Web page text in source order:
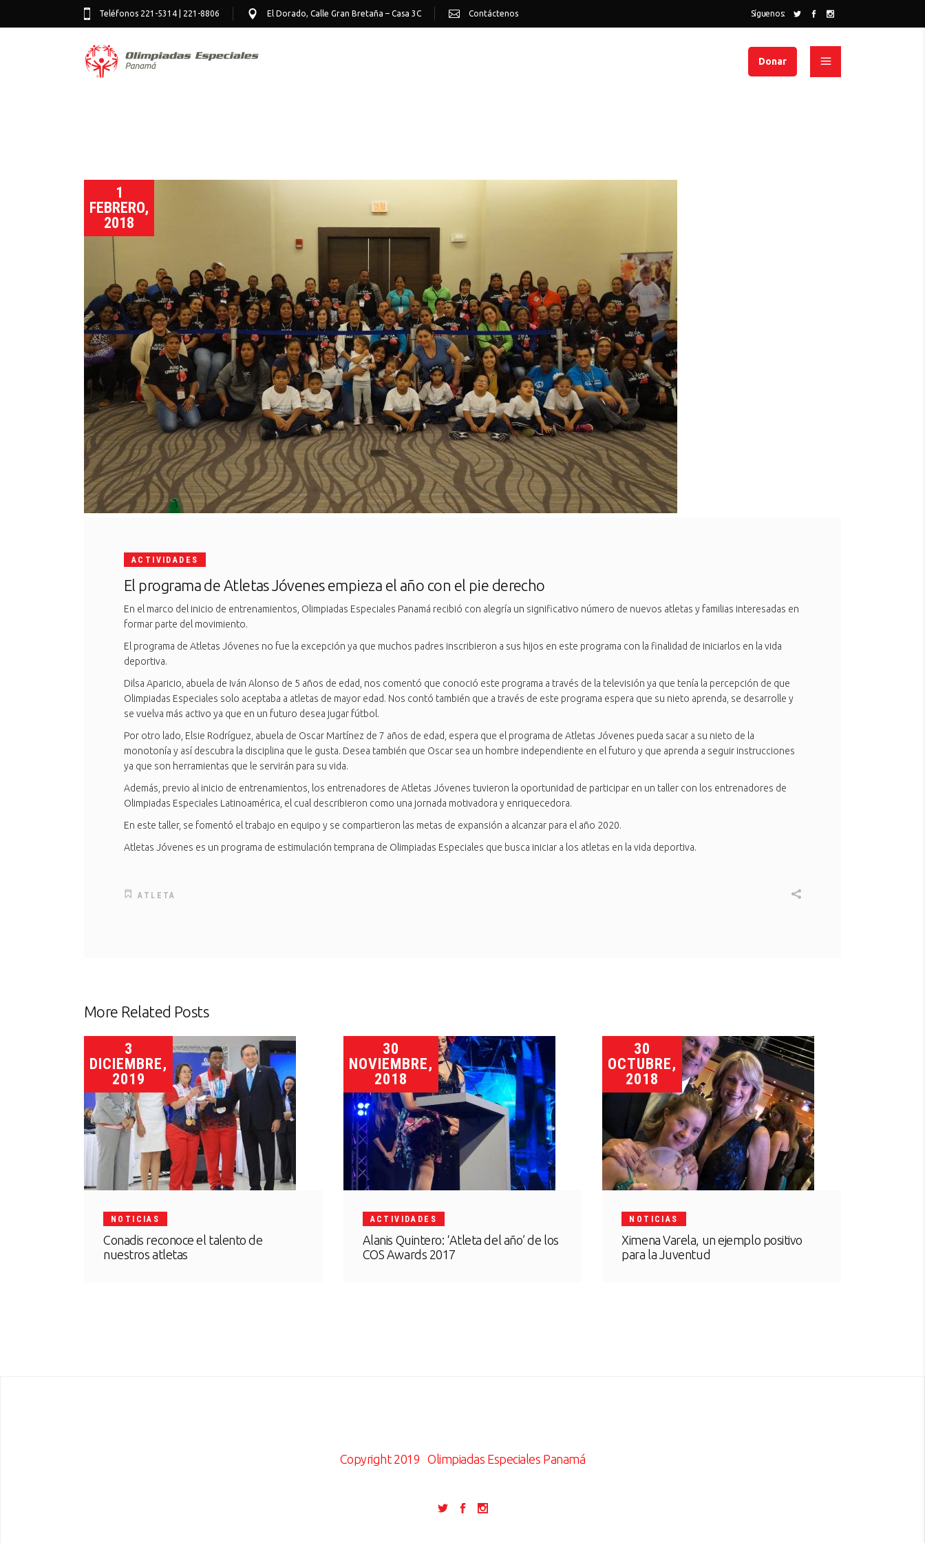
Teléfonos 221-5314 | 221-8806 El Dorado, Calle Gran Bretaña – Casa 3C Contáctenos Síguenos:
Donar
1
FEBRERO,
2018
ACTIVIDADES
El programa de Atletas Jóvenes empieza el año con el pie derecho
En el marco del inicio de entrenamientos, Olimpiadas Especiales Panamá recibió con alegría un significativo número de nuevos atletas y familias interesadas en
formar parte del movimiento.
El programa de Atletas Jóvenes no fue la excepción ya que muchos padres inscribieron a sus hijos en este programa con la finalidad de iniciarlos en la vida
deportiva.
Dilsa Aparicio, abuela de Iván Alonso de 5 años de edad, nos comentó que conoció este programa a través de la televisión ya que tenía la percepción de que
Olimpiadas Especiales solo aceptaba a atletas de mayor edad. Nos contó también que a través de este programa espera que su nieto aprenda, se desarrolle y
se vuelva más activo ya que en un futuro desea jugar fútbol.
Por otro lado, Elsie Rodríguez, abuela de Oscar Martínez de 7 años de edad, espera que el programa de Atletas Jóvenes pueda sacar a su nieto de la
monotonía y así descubra la disciplina que le gusta. Desea también que Oscar sea un hombre independiente en el futuro y que aprenda a seguir instrucciones
ya que son herramientas que le servirán para su vida.
Además, previo al inicio de entrenamientos, los entrenadores de Atletas Jóvenes tuvieron la oportunidad de participar en un taller con los entrenadores de
Olimpiadas Especiales Latinoamérica, el cual describieron como una jornada motivadora y enriquecedora.
En este taller, se fomentó el trabajo en equipo y se compartieron las metas de expansión a alcanzar para el año 2020.
Atletas Jóvenes es un programa de estimulación temprana de Olimpiadas Especiales que busca iniciar a los atletas en la vida deportiva.
ATLETA
More Related Posts
3
DICIEMBRE,
2019
NOTICIAS
Conadis reconoce el talento de
nuestros atletas
30
NOVIEMBRE,
2018
ACTIVIDADES
Alanis Quintero: ‘Atleta del año’ de los
COS Awards 2017
30
OCTUBRE,
2018
NOTICIAS
Ximena Varela, un ejemplo positivo
para la Juventud
Copyright 2019 Olimpiadas Especiales Panamá